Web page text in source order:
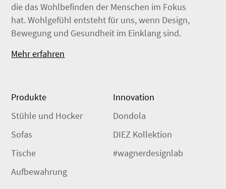
die das Wohlbefinden der Menschen im Fokus
hat. Wohlgefühl entsteht für uns, wenn Design,
Bewegung und Gesundheit im Einklang sind.
Mehr erfahren
Produkte
Stühle und Hocker
Sofas
Tische
Aufbewahrung
Innovation
Dondola
DIEZ Kollektion
#wagnerdesignlab